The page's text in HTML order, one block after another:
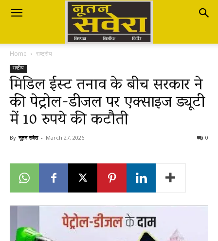
Nutan
Savera
नूतन
सवेरा
Home राष्ट्रीय
राष्ट्रीय
मिडिल ईस्ट तनाव के बीच सरकार ने
की पेट्रोल-डीजल पर एक्साइज ड्यूटी
में 10 रुपये की कटौती
By नूतन सवेरा - March 27, 2026 0